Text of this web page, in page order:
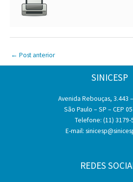
← Post anterior
SINICESP
Avenida Rebouças, 3.443
São Paulo – SP – CEP
Telefone: (11) 3179-
E-mail:
REDES